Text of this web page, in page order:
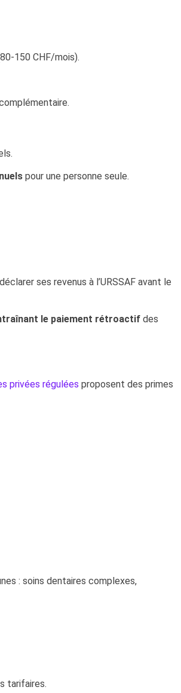
150 CHF/mois).
pour une personne seule.
ses revenus à l’URSSAF avant le
le paiement rétroactif des
privées régulées proposent des primes
: soins dentaires complexes,
tarifaires.